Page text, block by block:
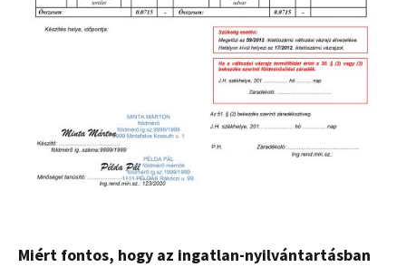
Miért fontos, hogy az ingatlan-nyilvántartásban